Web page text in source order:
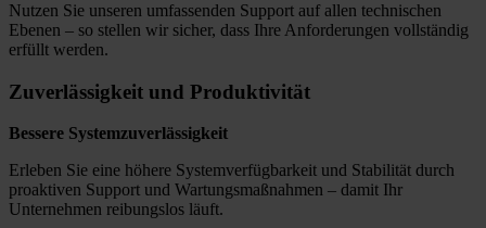
Nutzen Sie unseren umfassenden Support auf allen technischen
Ebenen – so stellen wir sicher, dass Ihre Anforderungen vollständig
erfüllt werden.
Zuverlässigkeit und Produktivität
Bessere Systemzuverlässigkeit
Erleben Sie eine höhere Systemverfügbarkeit und Stabilität durch
proaktiven Support und Wartungsmaßnahmen – damit Ihr
Unternehmen reibungslos läuft.